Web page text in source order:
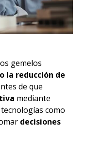
gemelos
la reducción de
de que
mediante
como
decisiones